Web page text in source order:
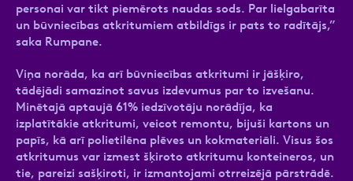
personai var tikt piemērots naudas sods. Par lielgabarīta
un būvniecības atkritumiem atbildīgs ir pats to radītājs,”
saka Rumpane.
Viņa norāda, ka arī būvniecības atkritumi ir jāšķiro,
tādējādi samazinot savus izdevumus par to izvešanu.
Minētajā aptaujā 61% iedzīvotāju norādīja, ka
izplatītākie atkritumi, veicot remontu, bijuši kartons un
papīs, kā arī polietilēna plēves un kokmateriāli. Visus šos
atkritumus var izmest šķiroto atkritumu konteineros, un
tie, pareizi sašķiroti, ir izmantojami otrreizējā pārstrādē.